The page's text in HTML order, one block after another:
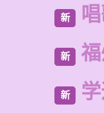
新
新
新